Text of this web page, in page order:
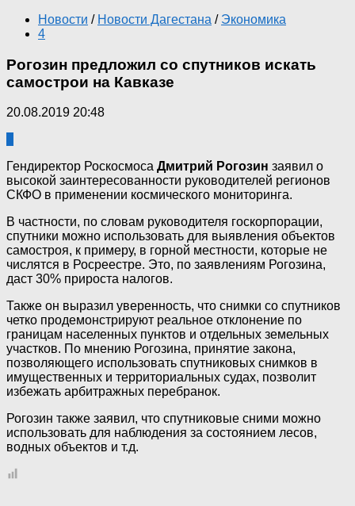
Новости / Новости Дагестана / Экономика
4
Рогозин предложил со спутников искать
самострои на Кавказе
20.08.2019 20:48
Гендиректор Роскосмоса Дмитрий Рогозин заявил о
высокой заинтересованности руководителей регионов
СКФО в применении космического мониторинга.
В частности, по словам руководителя госкорпорации,
спутники можно использовать для выявления объектов
самостроя, к примеру, в горной местности, которые не
числятся в Росреестре. Это, по заявлениям Рогозина,
даст 30% прироста налогов.
Также он выразил уверенность, что снимки со спутников
четко продемонстрируют реальное отклонение по
границам населенных пунктов и отдельных земельных
участков. По мнению Рогозина, принятие закона,
позволяющего использовать спутниковых снимков в
имущественных и территориальных судах, позволит
избежать арбитражных перебранок.
Рогозин также заявил, что спутниковые сними можно
использовать для наблюдения за состоянием лесов,
водных объектов и т.д.